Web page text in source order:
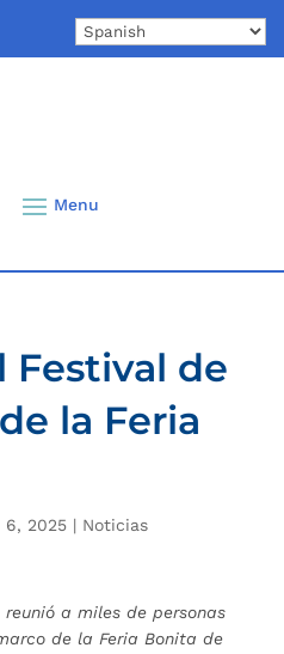
Festival de
la Feria
6, 2025| Noticias
a miles de personas
de la Feria Bonita de